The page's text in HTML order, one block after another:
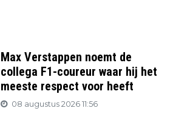
Max Verstappen noemt de
collega F1-coureur waar hij het
meeste respect voor heeft
08 augustus 2026 11:56